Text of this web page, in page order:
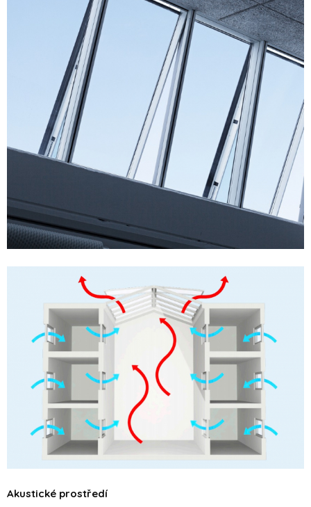
Akustické prostředí